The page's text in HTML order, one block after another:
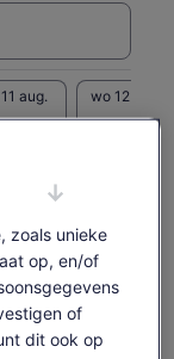
aug. wo 12 aug.
weergeven
geproduceerd
Opent
een
nieuwe
tab
zoals unieke
op, en/of
of
dit ook op